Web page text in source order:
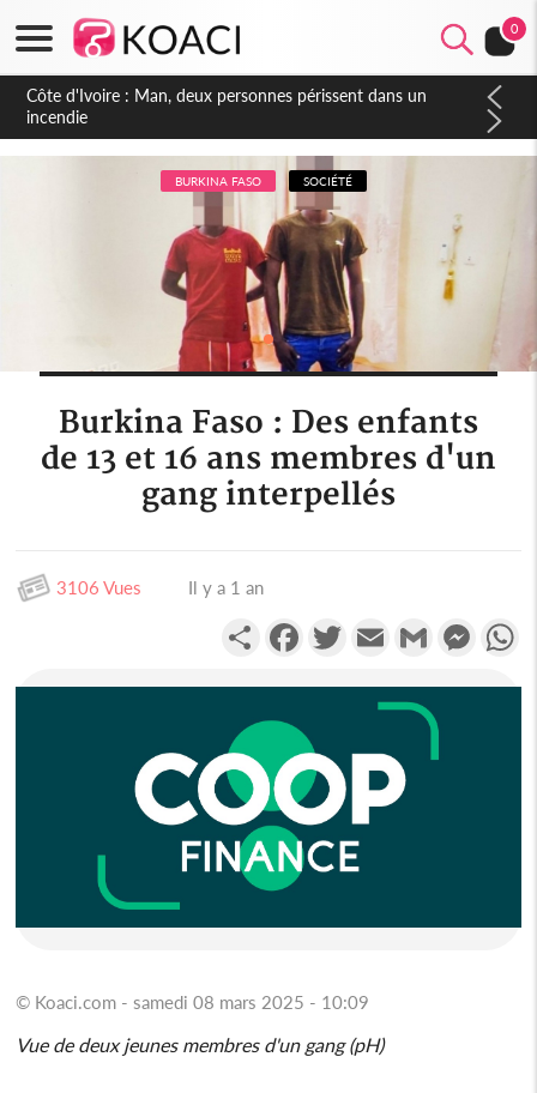
0
Côte d'Ivoire : Séileu, la célébration de la fête nationale
transformée en vaste campagne contre les produits
dépigmentants dangereux
BURKINA FASO SOCIÉTÉ
Burkina Faso : Des enfants
de 13 et 16 ans membres d'un
gang interpellés
3106 Vues Il y a 1 an
PartagerFacebookTwitterEmail Gmail
© Koaci.com - samedi 08 mars 2025 - 10:09
Vue de deux jeunes membres d'un gang (pH)